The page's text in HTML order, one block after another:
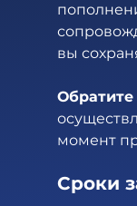
вы
момент
Сроки